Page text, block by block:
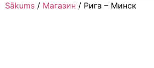
Sākums / Магазин / Рига – Минск